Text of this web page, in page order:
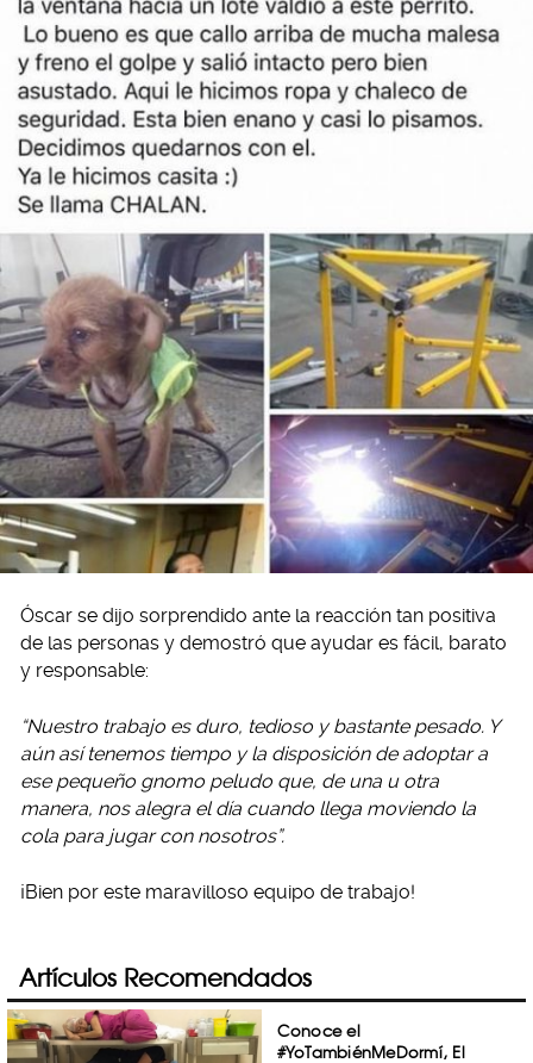
Óscar se dijo sorprendido ante la reacción tan positiva
de las personas y demostró que ayudar es fácil, barato
y responsable:
“Nuestro trabajo es duro, tedioso y bastante pesado. Y
aún así tenemos tiempo y la disposición de adoptar a
ese pequeño gnomo peludo que, de una u otra
manera, nos alegra el día cuando llega moviendo la
cola para jugar con nosotros”.
¡Bien por este maravilloso equipo de trabajo!
Artículos Recomendados
Conoce el
#YoTambiénMeDormí, El